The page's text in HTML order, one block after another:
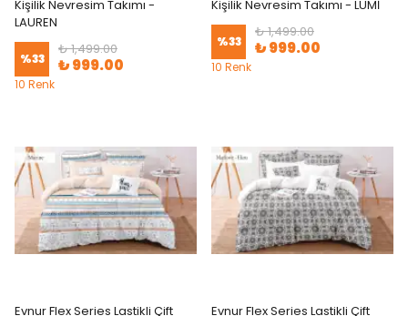
Kişilik Nevresim Takımı -
LAUREN
%33
₺ 1,499.00
₺ 999.00
10 Renk
Kişilik Nevresim Takımı - LUMİ
%33
₺ 1,499.00
₺ 999.00
10 Renk
Evnur Flex Series Lastikli Çift Evnur Flex Series Lastikli Çift